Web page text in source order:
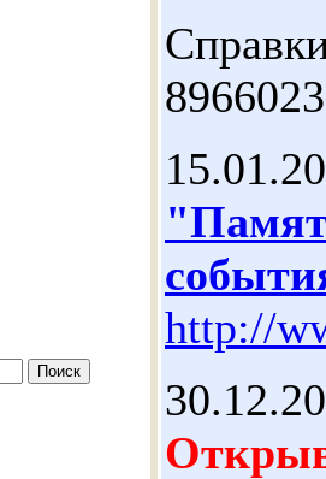
http://